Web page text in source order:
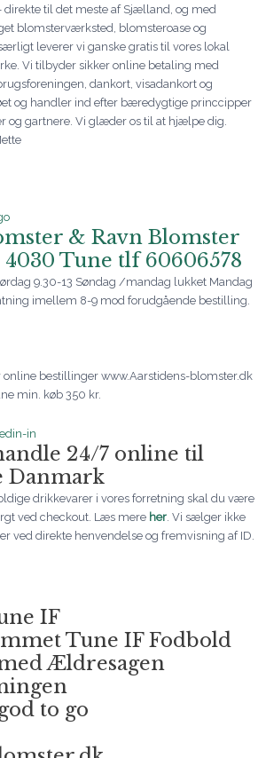
direkte til det meste af Sjælland, og med
blomsterværksted, blomsteroase og
leverer vi ganske gratis til vores lokal
Vi tilbyder sikker online betaling med
dankort, visadankort og
og handler ind efter bæredygtige princcipper
og gartnere. Vi glæder os til at hjælpe dig.
& Ravn Blomster
Tune tlf 60606578
9.30-13 Søndag /mandag lukket Mandag
imellem 8-9 mod forudgående bestilling.
bestillinger www.Aarstidens-blomster.dk
min. køb 350 kr.
in
24/7 online til
Danmark
drikkevarer i vores forretning skal du være
ved checkout. Læs mere her . Vi sælger ikke
ved direkte henvendelse og fremvisning af ID.
IF
Tune IF Fodbold
Ældresagen
to go